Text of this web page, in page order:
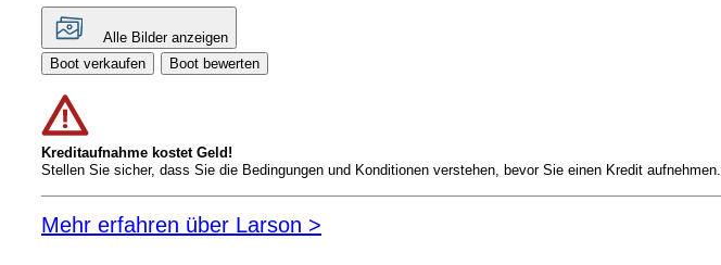
Alle Bilder anzeigen
Boot verkaufen
Boot bewerten
Kreditaufnahme kostet Geld!
Stellen Sie sicher, dass Sie die Bedingungen und Konditionen verstehen, bevor Sie einen Kredit aufnehmen.
Mehr erfahren über Larson >